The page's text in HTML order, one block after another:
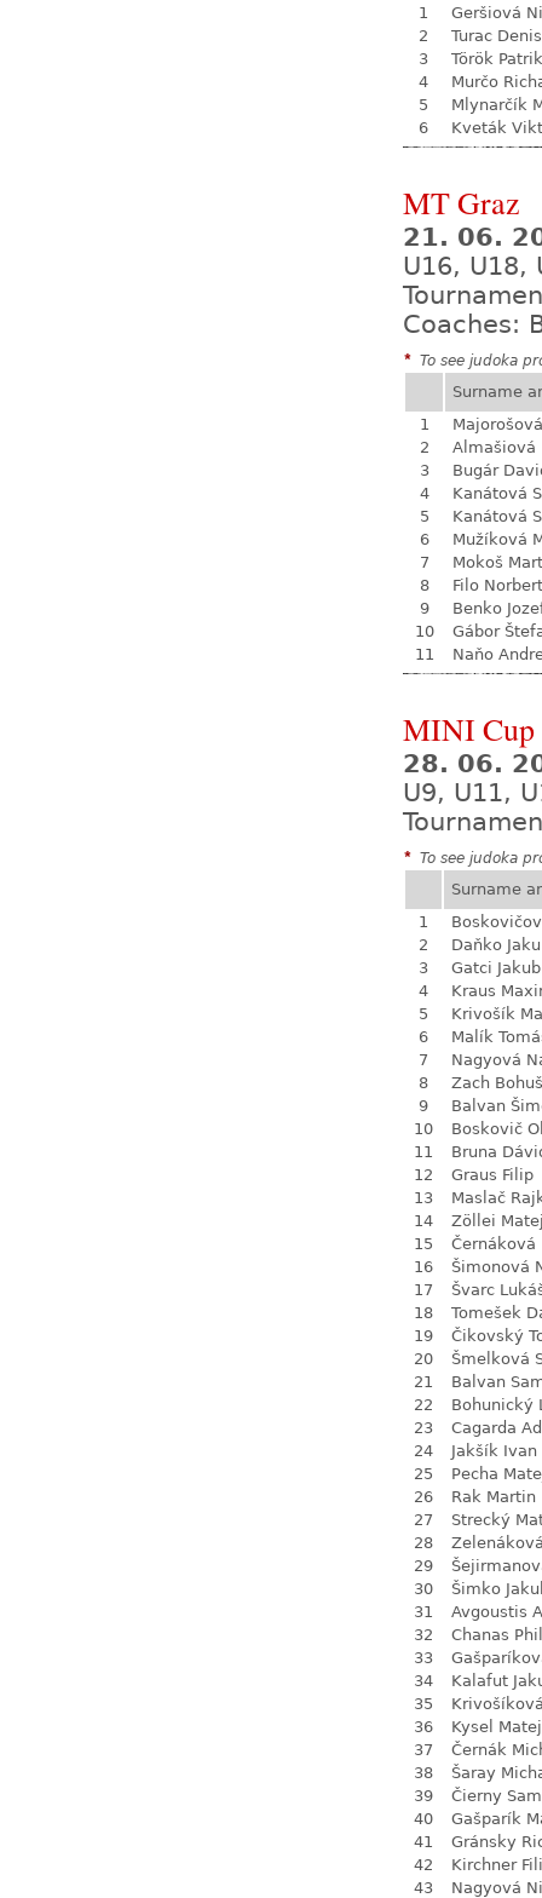
1
Geršiová
2
Turac Denis
3
Török Patrik
4
Murčo
5
Mlynarčík
6
Kveták
MT Graz
21. 06.
U16, U18,
Coaches:
* To see judoka
Surname
1
2
Almašiová
3
Bugár
4
Kanátová
5
Kanátová
6
Mužíková
7
Mokoš
8
Filo Norbert
9
Benko
10
Gábor
11
Naňo
MINI Cup
28. 06.
U9, U11,
* To see judoka
Surname
1
2
Daňko
3
Gatci Jakub
4
Kraus
5
Krivošík
6
Malík
7
Nagyová
8
Zach Bohuš
9
Balvan
10
Boskovič
11
Bruna
12
Graus Filip
13
Maslač
14
Zöllei
15
Černáková
16
Šimonová
17
Švarc
18
Tomešek
19
Čikovský
20
Šmelková
21
Balvan
22
Bohunický
23
Cagarda
24
Jakšík Ivan
25
Pecha
26
Rak Martin
27
Strecký
28
29
30
Šimko
31
Avgoustis
32
Chanas
33
34
Kalafut
35
36
Kysel Matej
37
Černák
38
Šaray
39
Čierny
40
Gašparík
41
Gránsky
42
Kirchner
43
Nagyová